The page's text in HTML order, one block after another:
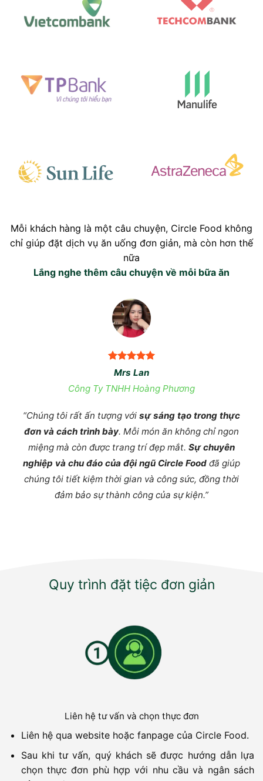
Mỗi khách hàng là một câu chuyện, Circle Food không
chỉ giúp đặt dịch vụ ăn uống đơn giản, mà còn hơn thế
nữa
Lắng nghe thêm câu chuyện về mỗi bữa ăn
Mrs Lan
Công Ty TNHH Hoàng Phương
“Chúng tôi rất ấn tượng vớisự sáng tạo trong thực
đơn và cách trình bày. Mỗi món ăn không chỉ ngon
miệng mà còn được trang trí đẹp mắt.Sự chuyên
nghiệp và chu đáo của đội ngũ Circle Foodđã giúp
chúng tôi tiết kiệm thời gian và công sức, đồng thời
đảm bảo sự thành công của sự kiện.”
Quy trình đặt tiệc đơn giản
Liên hệ tư vấn và chọn thực đơn
Liên hệ qua website hoặc fanpage của Circle Food.
Sau khi tư vấn, quý khách sẽ được hướng dẫn lựa
chọn thực đơn phù hợp với nhu cầu và ngân sách